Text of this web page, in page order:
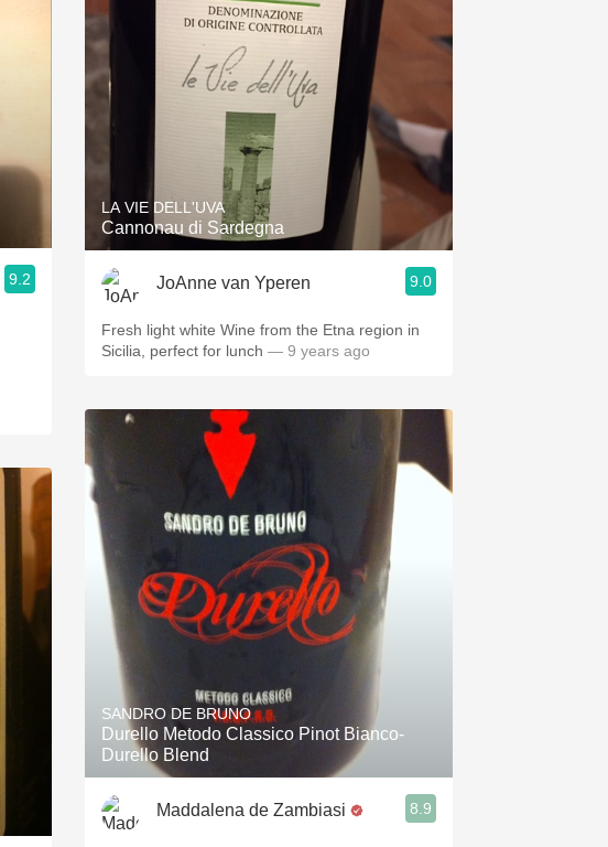
9.2
LA VIE DELL'UVA
Cannonau di Sardegna
JoAnne van Yperen 9.0
Fresh light white Wine from the Etna region in
Sicilia, perfect for lunch — 9 years ago
SANDRO DE BRUNO
Durello Metodo Classico Pinot Bianco-
Durello Blend
Maddalena de Zambiasi 8.9